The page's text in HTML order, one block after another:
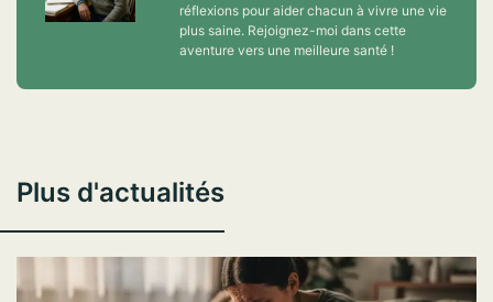
réflexions pour aider chacun à vivre une vie
plus saine. Rejoignez-moi dans cette
aventure vers une meilleure santé !
Plus d'actualités